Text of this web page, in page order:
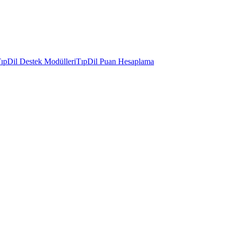
Destek ModülleriTıpDil Puan Hesaplama